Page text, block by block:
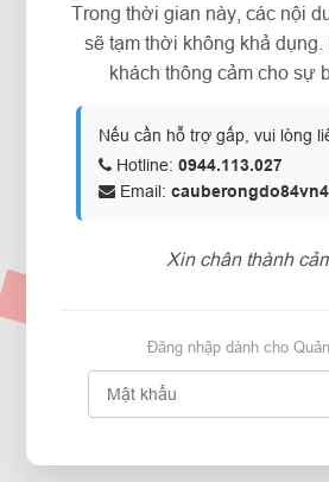
Trong thời gian này, các nội
sẽ tạm thời không khả dụng.
khách thông cảm cho sự
Nếu cần hỗ trợ gấp, vui lòng
Hotline: 0944.113.027
Email:
Xin chân thành
Đăng nhập dành cho